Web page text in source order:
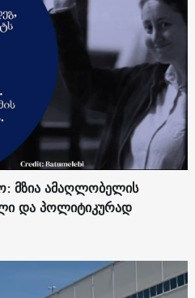
მზია ამაღლობელის
და პოლიტიკურად